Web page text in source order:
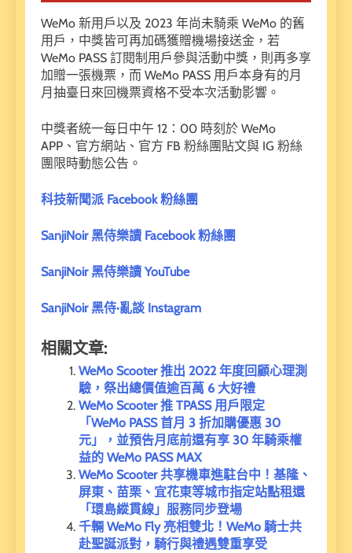
WeMo 新用戶以及 2023 年尚未騎乘 WeMo 的舊
用戶，中獎皆可再加碼獲贈機場接送金，若
WeMo PASS 訂閱制用戶參與活動中獎，則再多享
加贈一張機票，而 WeMo PASS 用戶本身有的月
月抽臺日來回機票資格不受本次活動影響。
中獎者統一每日中午 12：00 時刻於 WeMo
APP、官方網站、官方 FB 粉絲團貼文與 IG 粉絲
團限時動態公告。
科技新聞派 Facebook 粉絲團
SanjiNoir 黑侍樂讀 Facebook 粉絲團
SanjiNoir 黑侍樂讀 YouTube
SanjiNoir 黑侍·亂談 Instagram
相關文章:
WeMo Scooter 推出 2022 年度回顧心理測
驗，祭出總價值逾百萬 6 大好禮
WeMo Scooter 推 TPASS 用戶限定
「WeMo PASS 首月 3 折加購優惠 30
元」，並預告月底前還有享 30 年騎乘權
益的 WeMo PASS MAX
WeMo Scooter 共享機車進駐台中！基隆、
屏東、苗栗、宜花東等城市指定站點租還
「環島縱貫線」服務同步登場
千輛 WeMo Fly 亮相雙北！WeMo 騎士共
赴聖誕派對，騎行與禮遇雙重享受